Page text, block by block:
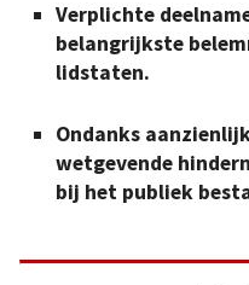
Verplichte
belangrijkste
lidstaten.
Ondanks
wetgevende
bij het publiek